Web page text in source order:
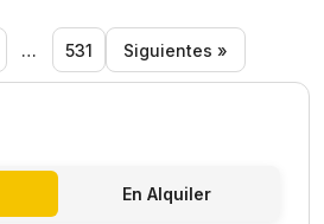
… 531 Siguientes »
En Alquiler